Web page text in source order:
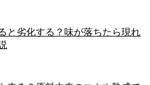
と劣化する？味が落ちたら現れ